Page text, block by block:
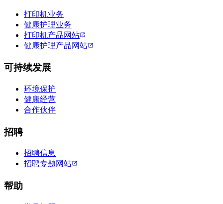
打印机业务
健康护理业务
打印机产品网站
健康护理产品网站
可持续发展
环境保护
健康经营
合作伙伴
招聘
招聘信息
招聘专题网站
帮助